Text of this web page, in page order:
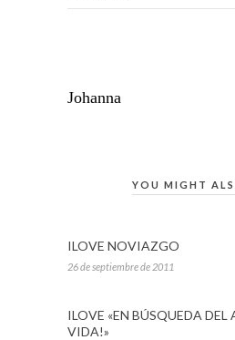
Johanna
YOU MIGHT
ILOVE NOVIAZGO
26 de septiembre de 2011
ILOVE «EN BÚSQUEDA DEL
VIDA!»